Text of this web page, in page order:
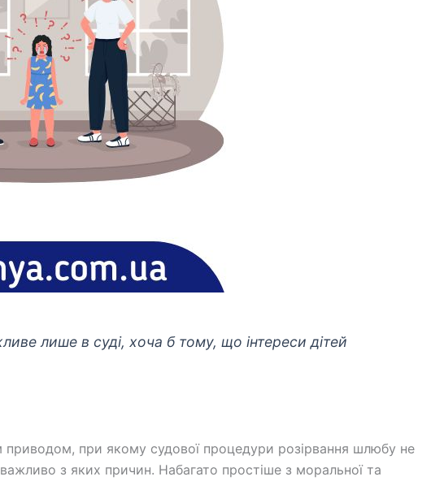
лише в суді, хоча б тому, що інтереси дітей
приводом, при якому судової процедури розірвання шлюбу не
з яких причин. Набагато простіше з моральної та